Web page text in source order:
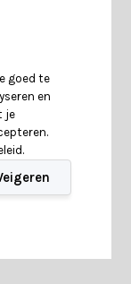
goed te
en
je